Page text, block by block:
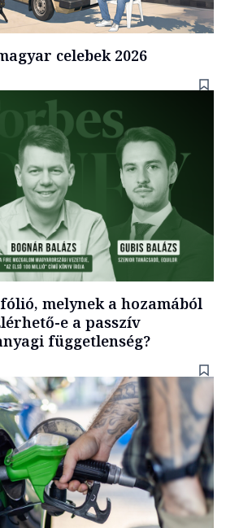
celebek 2026
melynek a hozamából
e a passzív
függetlenség?